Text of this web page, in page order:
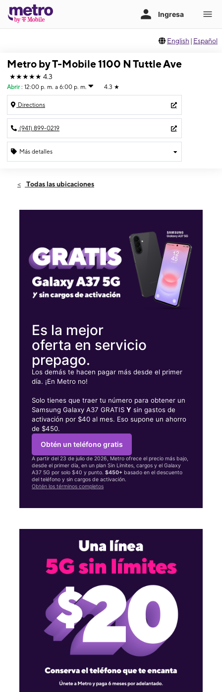
English | Español
Metro by T-Mobile 1100 N Tuttle Ave
★★★★★ 4.3
Abrir : 12:00 p. m. a 6:00 p. m. 4.3 ★
Directions
(941) 899-0219
Más detalles
Domingo:12:00 p. m. a 6:00 p. m.
1100 N Tuttle Ave Unit 4 Sarasota, FL 34237
Todas las ubicaciones
Es la mejor
oferta en servicio
prepago.
Los demás te hacen pagar más desde el primer
día. ¡En Metro no!
Solo tienes que traer tu número para obtener un
Samsung Galaxy A37 GRATISY sin gastos de
activación por $40 al mes. Eso supone un ahorro
de $450.
Obtén un teléfono gratis
A partir del 23 de julio de 2026, Metro ofrece el precio más bajo,
desde el primer día, en un plan Sin Límites, cargos y el Galaxy
A37 5G por solo $40 y punto.$450+ basado en el descuento
del teléfono y sin cargos de activación.
Obtén los términos completos